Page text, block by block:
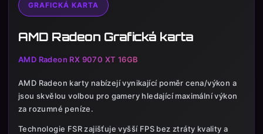
GRAFICKÁ KARTA
AMD Radeon Grafická karta
AMD Radeon RX 9070 XT 16GB
AMD Radeon karty nabízejí vynikající poměr cena/výkon a
jsou skvělou volbou pro gamery hledající maximální výkon
za rozumné peníze.
Technologie FSR zajišťuje vyšší FPS bez ztráty kvality a